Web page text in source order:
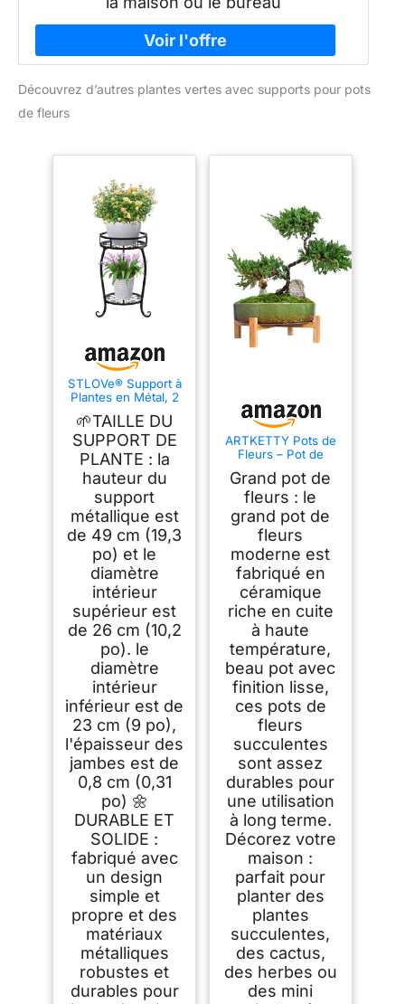
Découvrez d’autres plantes vertes avec supports pour pots
de fleurs
STLOVe® Support à
Plantes en Métal, 2
de Pot Moderne
Supports de Pots de
Fleurs, Étagères à
Fleurs, Plant
Tabouret de Fleur,
Intérieur Extérieur
Jardin(Pas de
plantes et de pots)
🌱TAILLE DU
SUPPORT DE
PLANTE : la
hauteur du
support
métallique est
de 49 cm (19,3
po) et le
diamètre
intérieur
supérieur est
de 26 cm (10,2
po). le
diamètre
intérieur
inférieur est de
23 cm (9 po),
l'épaisseur des
jambes est de
0,8 cm (0,31
po) 🌼
DURABLE ET
SOLIDE :
fabriqué avec
un design
simple et
propre et des
matériaux
métalliques
robustes et
durables pour
ARTKETTY Pots de
Fleurs – Pot de
céramique avec
Drainage – Grand
Pot de Fleurs pour
Plantes Grasses
d'intérieur – Pot de
Fleurs décoratif
avec Support
Grand pot de
fleurs : le
grand pot de
fleurs
moderne est
fabriqué en
céramique
riche en cuite
à haute
température,
beau pot avec
finition lisse,
ces pots de
fleurs
succulentes
sont assez
durables pour
une utilisation
à long terme.
Décorez votre
maison :
parfait pour
planter des
plantes
succulentes,
des cactus,
des herbes ou
des mini